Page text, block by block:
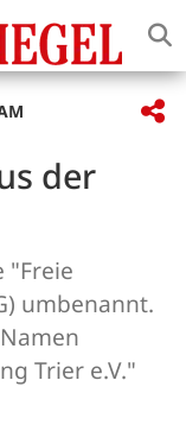
der
"Freie
umbenannt.
Trier e.V."